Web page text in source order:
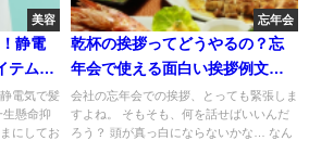
美容
静電
テムの
電気で髪
懸命抑
にしてお
忘年会
乾杯の挨拶ってどうやるの？忘
年会で使える面白い挨拶例文を
紹介！
会社の忘年会での挨拶、とっても緊張しま
すよね。 そもそも、何を話せばいいんだ
ろう？ 頭が真っ白にならないかな… なん